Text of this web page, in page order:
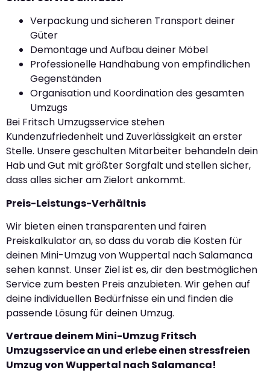
Verpackung und sicheren Transport deiner
Güter
Demontage und Aufbau deiner Möbel
Professionelle Handhabung von empfindlichen
Gegenständen
Organisation und Koordination des gesamten
Umzugs
Bei Fritsch Umzugsservice stehen
Kundenzufriedenheit und Zuverlässigkeit an erster
Stelle. Unsere geschulten Mitarbeiter behandeln dein
Hab und Gut mit größter Sorgfalt und stellen sicher,
dass alles sicher am Zielort ankommt.
Preis-Leistungs-Verhältnis
Wir bieten einen transparenten und fairen
Preiskalkulator an, so dass du vorab die Kosten für
deinen Mini-Umzug von Wuppertal nach Salamanca
sehen kannst. Unser Ziel ist es, dir den bestmöglichen
Service zum besten Preis anzubieten. Wir gehen auf
deine individuellen Bedürfnisse ein und finden die
passende Lösung für deinen Umzug.
Vertraue deinem Mini-Umzug Fritsch
Umzugsservice an und erlebe einen stressfreien
Umzug von Wuppertal nach Salamanca!